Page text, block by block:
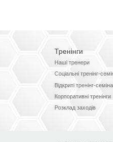
Тренінги
Наші тренери
Соціальні тренінг-
Відкриті тренінг-
Корпоративні тренінги
Розклад заходів